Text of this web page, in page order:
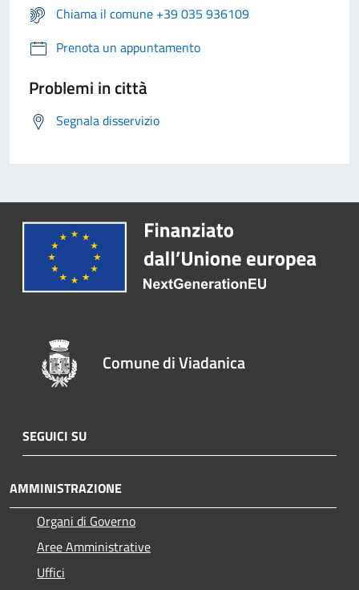
Chiama il comune +39 035 936109
Prenota un appuntamento
Problemi in città
Segnala disservizio
Comune di Viadanica
SEGUICI SU
AMMINISTRAZIONE
Organi di Governo
Aree Amministrative
Uffici